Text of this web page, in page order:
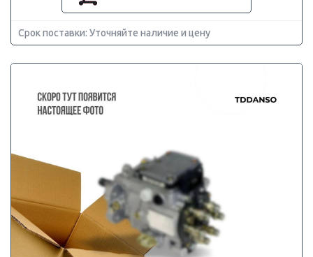
Срок поставки: Уточняйте наличие и цену